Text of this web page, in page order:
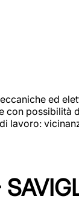
ed
con possibilità
lavoro: